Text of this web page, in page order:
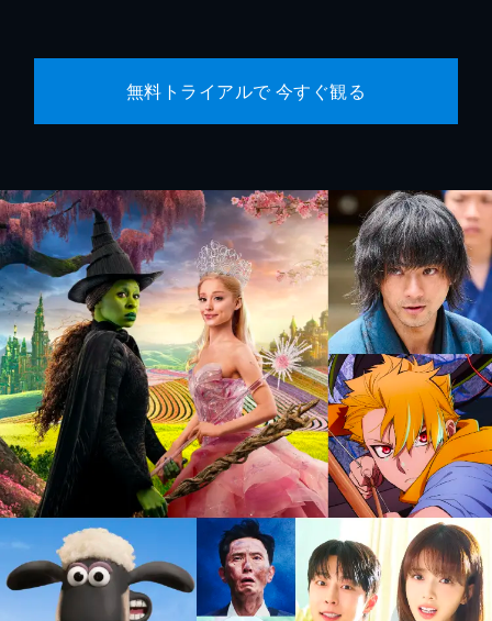
無料トライアルで 今すぐ観る